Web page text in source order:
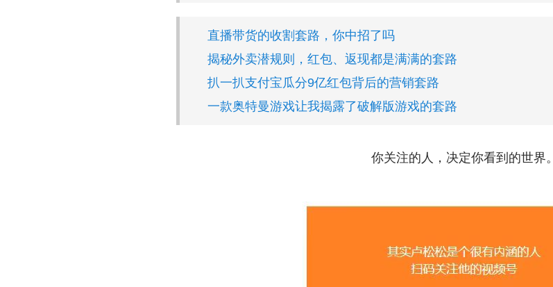
直播带货的收割套路，你中招了吗
揭秘外卖潜规则，红包、返现都是满满的套路
扒一扒支付宝瓜分9亿红包背后的营销套路
一款奥特曼游戏让我揭露了破解版游戏的套路
你关注的人，决定你看到的世界。